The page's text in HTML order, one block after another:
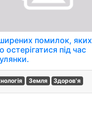
помилок, яких
остерігатися під час
Земля Здоров'я